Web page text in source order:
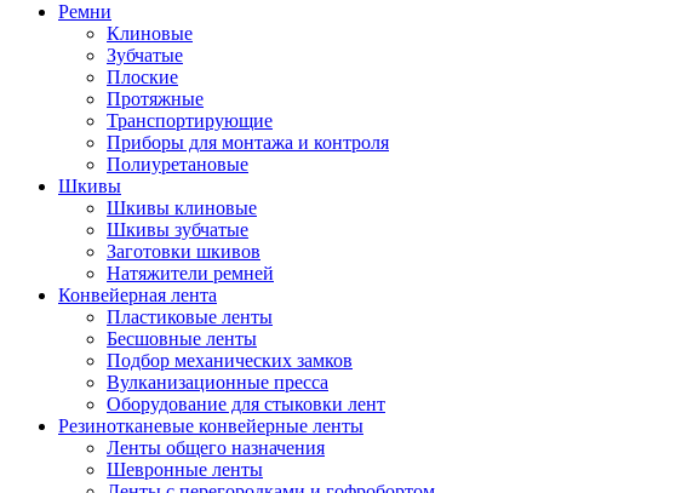
Ремни
Клиновые
Зубчатые
Плоские
Протяжные
Транспортирующие
Приборы для монтажа и контроля
Полиуретановые
Шкивы
Шкивы клиновые
Шкивы зубчатые
Заготовки шкивов
Натяжители ремней
Конвейерная лента
Пластиковые ленты
Бесшовные ленты
Подбор механических замков
Вулканизационные пресса
Оборудование для стыковки лент
Резинотканевые конвейерные ленты
Ленты общего назначения
Шевронные ленты